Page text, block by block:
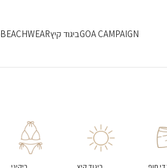
GOA CAMPAIGNביגוד קיץBEACHWEAR